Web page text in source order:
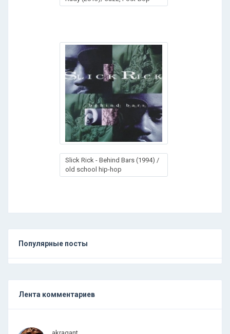
Slick Rick - Behind Bars (1994) /
old school hip-hop
Популярные посты
Лента комментариев